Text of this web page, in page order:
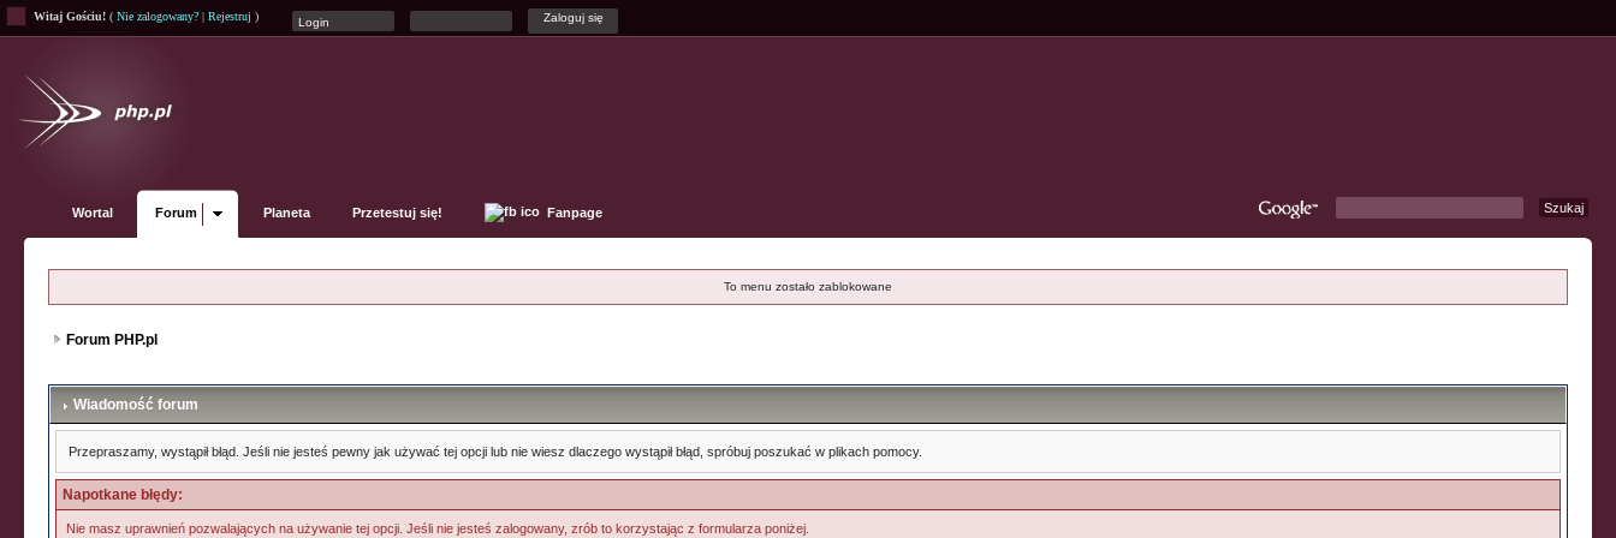
Witaj Gościu! ( Nie zalogowany? | Rejestruj )
Wortal Forum Planeta Przetestuj się! Fanpage
To menu zostało zablokowane
Forum PHP.pl
Wiadomość forum
Przepraszamy, wystąpił błąd. Jeśli nie jesteś pewny jak używać tej opcji lub nie wiesz dlaczego wystąpił błąd, spróbuj poszukać w plikach pomocy.
Napotkane błędy:
Nie masz uprawnień pozwalających na używanie tej opcji. Jeśli nie jesteś zalogowany, zrób to korzystając z formularza poniżej.